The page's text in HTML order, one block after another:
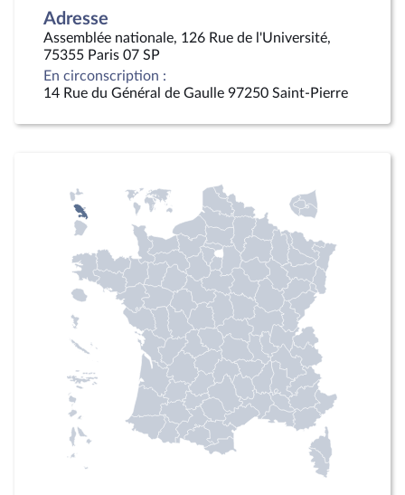
Adresse
Assemblée nationale, 126 Rue de l'Université,
75355 Paris 07 SP
En circonscription :
14 Rue du Général de Gaulle 97250 Saint-Pierre